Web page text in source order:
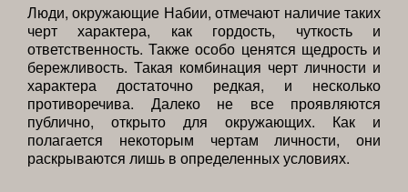
Люди, окружающие Набии, отмечают наличие таких
черт характера, как гордость, чуткость и
ответственность. Также особо ценятся щедрость и
бережливость. Такая комбинация черт личности и
характера достаточно редкая, и несколько
противоречива. Далеко не все проявляются
публично, открыто для окружающих. Как и
полагается некоторым чертам личности, они
раскрываются лишь в определенных условиях.